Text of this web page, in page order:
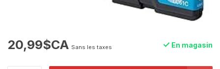
20,99$CA Sans les taxes En magasin